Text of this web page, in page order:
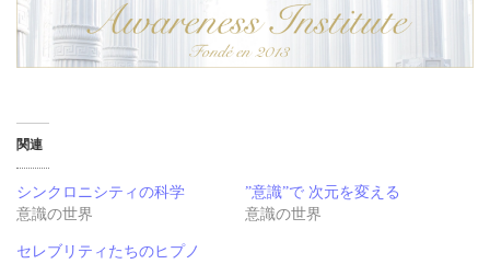
関連
シンクロニシティの科学
意識の世界
”意識”で 次元を変える
意識の世界
セレブリティたちのヒプノ